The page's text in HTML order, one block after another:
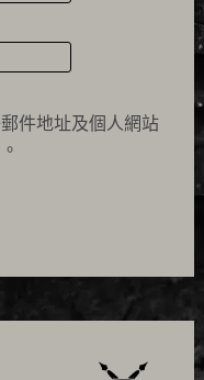
件地址及個人網站